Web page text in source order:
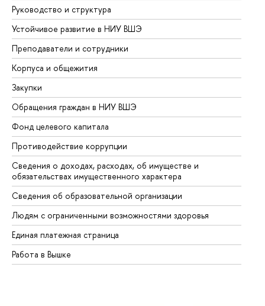
Руководство и структура
Устойчивое развитие в НИУ ВШЭ
Преподаватели и сотрудники
Корпуса и общежития
Закупки
Обращения граждан в НИУ ВШЭ
Фонд целевого капитала
Противодействие коррупции
Сведения о доходах, расходах, об имуществе и
обязательствах имущественного характера
Сведения об образовательной организации
Людям с ограниченными возможностями здоровья
Единая платежная страница
Работа в Вышке